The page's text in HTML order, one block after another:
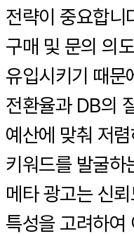
전략이 중요합니
구매 및 문의 의
유입시키기 때문
전환율과 DB의
예산에 맞춰 저
키워드를 발굴하
메타 광고는 신
특성을 고려하여